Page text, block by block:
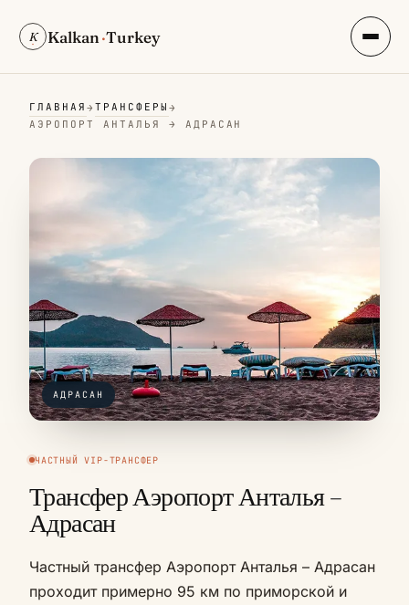
K Kalkan·Turkey
ГЛАВНАЯ → ТРАНСФЕРЫ →
АЭРОПОРТ АНТАЛЬЯ → АДРАСАН
ЧАСТНЫЙ VIP-ТРАНСФЕР
Трансфер Аэропорт Анталья –
Адрасан
Частный трансфер Аэропорт Анталья – Адрасан
проходит примерно 95 км по приморской и
АДРАСАН